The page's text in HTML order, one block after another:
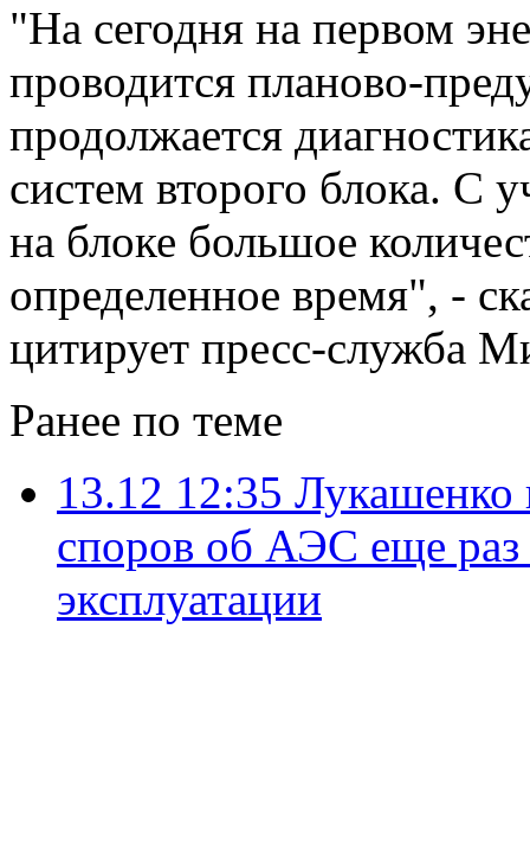
"На сегодня на первом
проводится планово-
продолжается
систем второго блока. С
на блоке большое
определенное время", -
цитирует пресс-служба
Ранее по теме
13.12 12:35 Лукашенко
споров об АЭС еще раз
эксплуатации